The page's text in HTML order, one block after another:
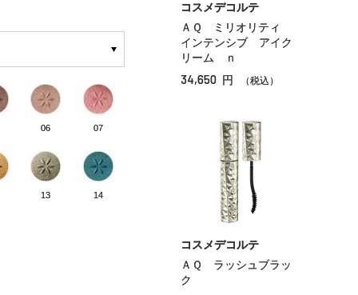
06 07
13 14
コスメデコルテ
ＡＱ ミリオリティ
インテンシブ アイク
リーム ｎ
34,650 円 （税込）
コスメデコルテ
ＡＱ ラッシュブラッ
ク